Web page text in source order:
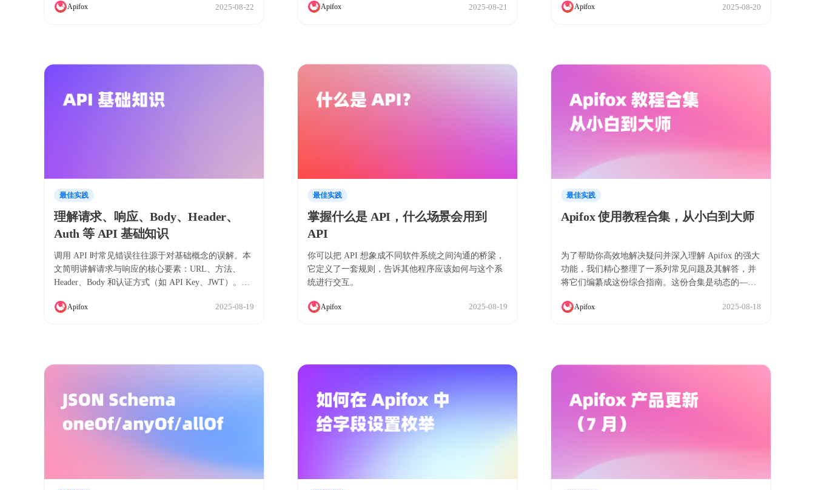
来提供服务。
Apifox 2025-08-22 Apifox 2025-08-21 Apifox 2025-08-20
最佳实践
理解请求、响应、Body、Header、
Auth 等 API 基础知识
调用 API 时常见错误往往源于对基础概念的误解。本
文简明讲解请求与响应的核心要素：URL、方法、
Header、Body 和认证方式（如 API Key、JWT）。通
键步骤，帮助你准确调试问题，提升开发效率。
Apifox 2025-08-19
最佳实践
掌握什么是 API，什么场景会用到
API
你可以把 API 想象成不同软件系统之间沟通的桥梁，
它定义了一套规则，告诉其他程序应该如何与这个系
统进行交互。
Apifox 2025-08-19
最佳实践
Apifox 使用教程合集，从小白到大师
为了帮助你高效地解决疑问并深入理解 Apifox 的强大
功能，我们精心整理了一系列常见问题及其解答，并
将它们编纂成这份综合指南。这份合集是动态的——
Apifox 2025-08-18